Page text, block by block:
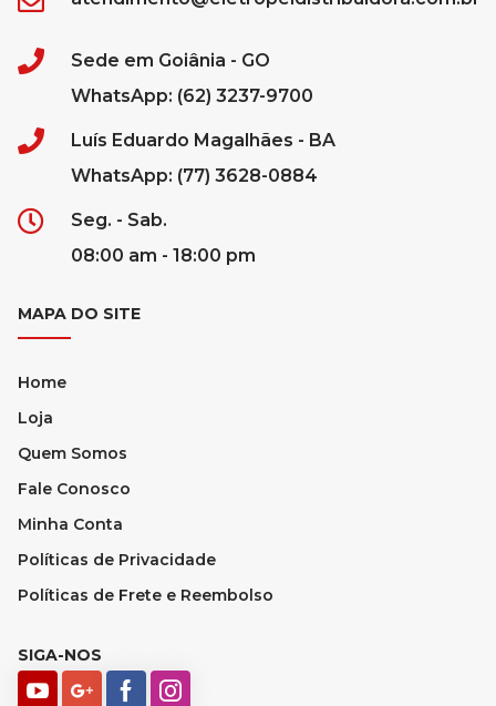
Sede em Goiânia - GO
WhatsApp: (62) 3237-9700
Luís Eduardo Magalhães - BA
WhatsApp: (77) 3628-0884
Seg. - Sab.
08:00 am - 18:00 pm
MAPA DO SITE
Home
Loja
Quem Somos
Fale Conosco
Minha Conta
Políticas de Privacidade
Políticas de Frete e Reembolso
SIGA-NOS